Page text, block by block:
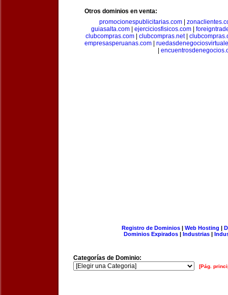
Otros dominios en venta:
promocionespublicitarias.com|
guiasalta.com
ejerciciosfisicos.com
clubcompras.com| clubcompras.net|
empresasperuanas.com
Registro de Dominios| Web Hosting |
Dominios Expirados | Industrias |
Categorías de Dominio:
[Pág.